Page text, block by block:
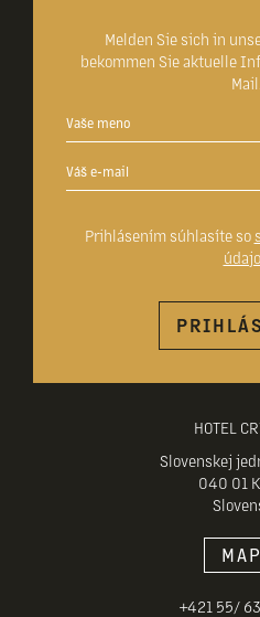
HOTEL
Slovenskej
040 01
+421 55/
Melden Sie sich in
bekommen Sie aktuelle
Mail.
Prihlásením súhlasíte so